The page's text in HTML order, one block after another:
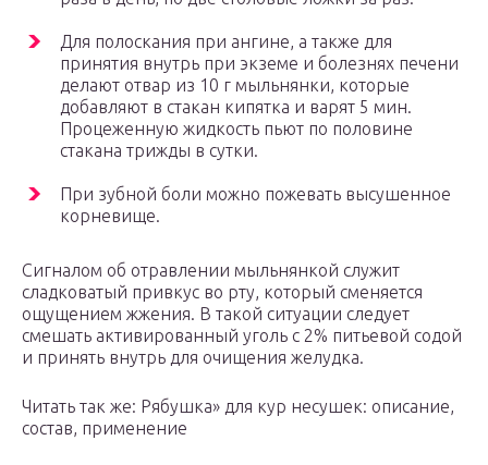
Для полоскания при ангине, а также для
принятия внутрь при экземе и болезнях печени
делают отвар из 10 г мыльнянки, которые
добавляют в стакан кипятка и варят 5 мин.
Процеженную жидкость пьют по половине
стакана трижды в сутки.
При зубной боли можно пожевать высушенное
корневище.
Сигналом об отравлении мыльнянкой служит
сладковатый привкус во рту, который сменяется
ощущением жжения. В такой ситуации следует
смешать активированный уголь с 2% питьевой содой
и принять внутрь для очищения желудка.
Читать так же: Рябушка» для кур несушек: описание,
состав, применение